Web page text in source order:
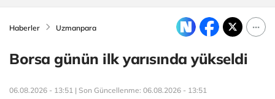
Haberler Uzmanpara
Borsa günün ilk yarısında yükseldi
06.08.2026 - 13:51 | Son Güncellenme: 06.08.2026 - 13:51